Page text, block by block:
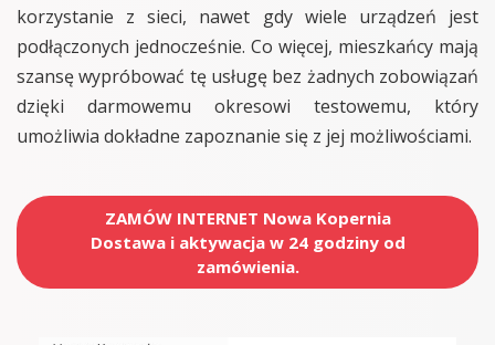
korzystanie z sieci, nawet gdy wiele urządzeń jest
podłączonych jednocześnie. Co więcej, mieszkańcy mają
szansę wypróbować tę usługę bez żadnych zobowiązań
dzięki darmowemu okresowi testowemu, który
umożliwia dokładne zapoznanie się z jej możliwościami.
ZAMÓW INTERNET Nowa Kopernia
Dostawa i aktywacja w 24 godziny od
zamówienia.